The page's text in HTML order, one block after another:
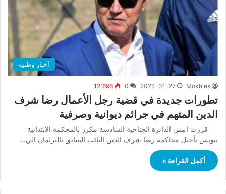
أخبار وطنية
Mokhles
2024-01-27
0 12٬696
تطورات جديدة في قضية رجل الأعمال رضا شرف
الدين المتهم في جرائم ديوانية وصرفية
قررت امس الدائرة الجناحية السادسة مكرر بالمحكمة الابتدائية
بتونس تأجيل محاكمة رضا شرف الدين النائب السابق بالبرلمان الي…
أكمل القراءة »